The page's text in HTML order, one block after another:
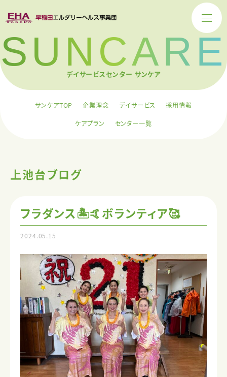
SUNCARE
デイサービスセンター サンケア
サンケアTOP 企業理念 デイサービス
採用情報
ケアプラン
センター一覧
上池台ブログ
フラダンス🏝️🤙ボランティア🥰
2024.05.15